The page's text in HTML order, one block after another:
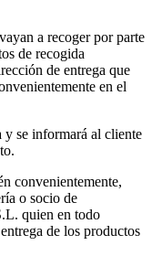
a recoger por parte
de recogida
de entrega que
en el
y se informará al cliente
convenientemente,
o socio de
quien en todo
de los productos